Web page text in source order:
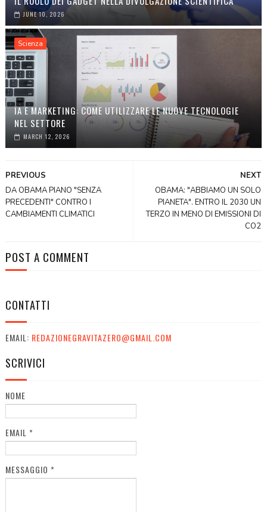
JUNE 10, 2026
Scienza
IA E MARKETING: COME UTILIZZARE LE NUOVE TECNOLOGIE
NEL SETTORE
MARCH 12, 2026
NEXT
OBAMA: "ABBIAMO UN SOLO
PIANETA". ENTRO IL 2030 UN
TERZO IN MENO DI EMISSIONI DI
CO2
PREVIOUS
DA OBAMA PIANO "SENZA
PRECEDENTI" CONTRO I
CAMBIAMENTI CLIMATICI
POST A COMMENT
CONTATTI
EMAIL: REDAZIONEGRAVITAZERO@GMAIL.COM
SCRIVICI
NOME
EMAIL *
MESSAGGIO *